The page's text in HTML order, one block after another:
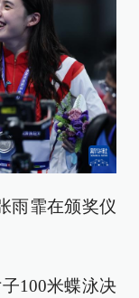
雨霏在颁奖仪
100米蝶泳决